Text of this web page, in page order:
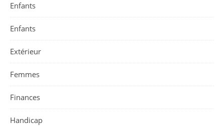
Enfants
Enfants
Extérieur
Femmes
Finances
Handicap